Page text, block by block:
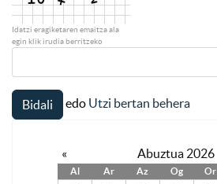
Idatzi eragiketaren emaitza ala
egin klik irudia berritzeko
Bidali edo Utzi bertan behera
« Abuztua 2026
Al Ar Az Og Or